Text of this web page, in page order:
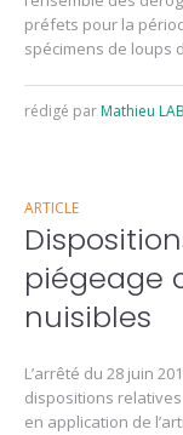
préfets pour la
spécimens de loups
rédigé parMathieu
ARTICLE
piégeage
nuisibles
L’arrêté du 28 juin
dispositions
en application de